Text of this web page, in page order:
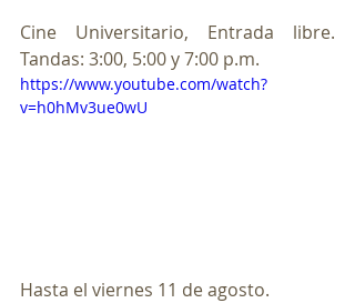
Cine Universitario, Entrada libre.
Tandas: 3:00, 5:00 y 7:00 p.m.
https://www.youtube.com/watch?
v=h0hMv3ue0wU
Hasta el viernes 11 de agosto.